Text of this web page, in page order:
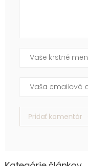
Vaše krstné meno
Vaša emailová
Pridať komentár